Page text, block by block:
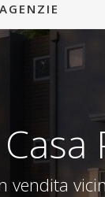
AGENZIE
vendita